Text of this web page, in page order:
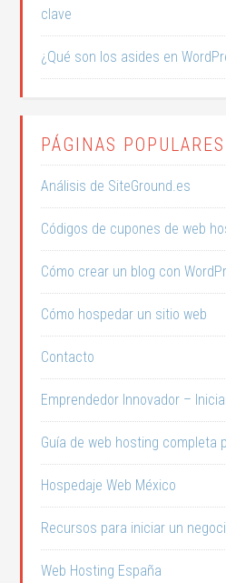
clave
¿Qué son los asides en
PÁGINAS POPULARES
Análisis de SiteGround.es
Códigos de cupones de web
Cómo crear un blog con
Cómo hospedar un sitio web
Contacto
Emprendedor Innovador –
Guía de web hosting completa
Hospedaje Web México
Recursos para iniciar un
Web Hosting España